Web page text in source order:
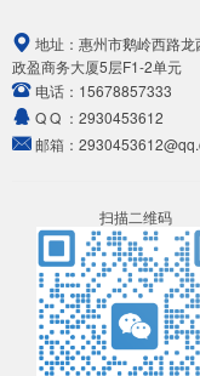
地址： 惠州市鹅岭西路龙
政盈商务大厦5层F1-2单元
电话： 15678857333
Q Q ： 2930453612
邮箱：
扫描二维码